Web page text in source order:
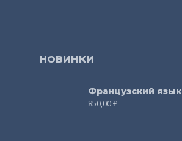
НОВИНКИ
Французский язык
850,00₽